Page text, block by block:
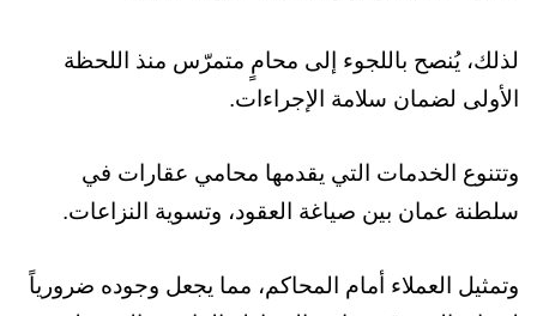
لذلك، يُنصح باللجوء إلى محامٍ متمرّس منذ اللحظة
الأولى لضمان سلامة الإجراءات.
وتتنوع الخدمات التي يقدمها محامي عقارات في
سلطنة عمان بين صياغة العقود، وتسوية النزاعات.
وتمثيل العملاء أمام المحاكم، مما يجعل وجوده ضرورياً